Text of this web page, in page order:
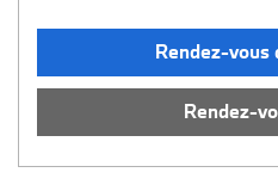
Rendez-vous
Rendez-